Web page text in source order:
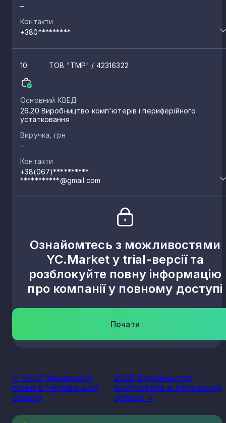
–
Контакти
+380*********
10 ТОВ "ТМР" / 42316322
Основний КВЕД
26.20 Виробництво комп'ютерів і периферійного
устатковання
Виручка, грн
–
Контакти
+38(067)**********
***********@gmail.com
Ознайомтесь з можливостями
YC.Market у trial-версії та
розблокуйте повну інформацію
про компанії у повному доступі
Почати
<- 64.91 Фінансовий
лізинг в Чернівецькій
області
26.20 Виробництво
комп'ютерів в Харківській
області ->